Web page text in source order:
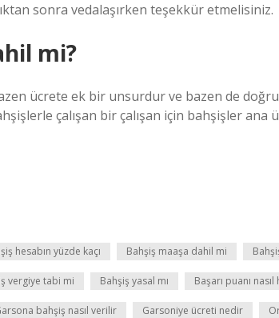
sonra vedalaşırken teşekkür etmelisiniz.
mi?
ücrete ek bir unsurdur ve bazen de
çalışan bir çalışan için bahşişler
hesabın yüzde kaçı Bahşiş maaşa dahil mi
vergiye tabi mi Bahşiş yasal mı Başarı puanı
bahşiş nasıl verilir Garsoniye ücreti nedir